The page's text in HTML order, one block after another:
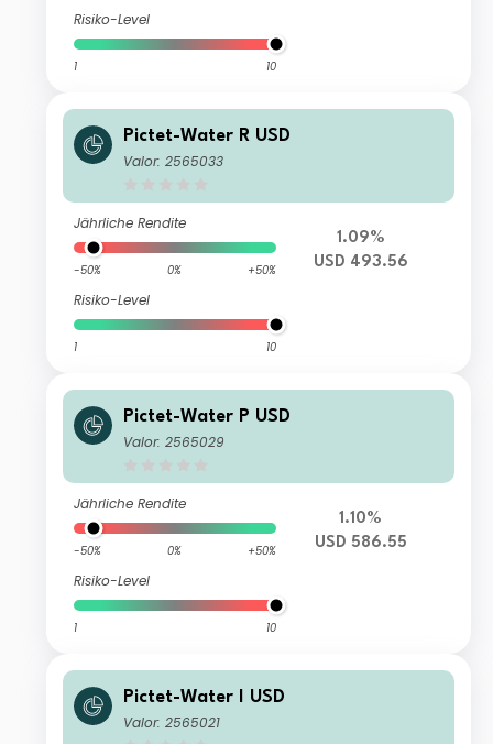
Risiko-Level
1 10
Pictet-Water R USD
Valor: 2565033
Jährliche Rendite
-50% 0% +50%
Risiko-Level
1 10
1.09%
USD 493.56
Pictet-Water P USD
Valor: 2565029
Jährliche Rendite
-50% 0% +50%
Risiko-Level
1 10
1.10%
USD 586.55
Pictet-Water I USD
Valor: 2565021